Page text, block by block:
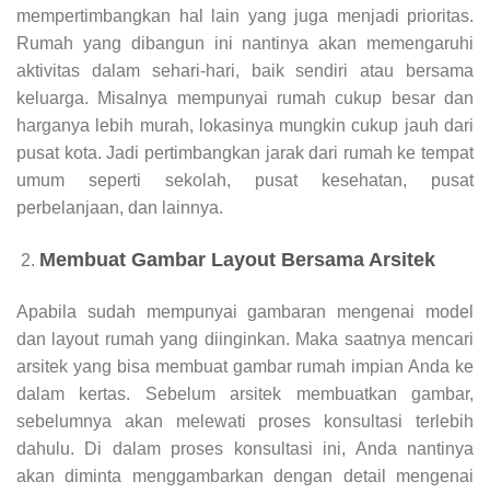
mempertimbangkan hal lain yang juga menjadi prioritas.
Rumah yang dibangun ini nantinya akan memengaruhi
aktivitas dalam sehari-hari, baik sendiri atau bersama
keluarga. Misalnya mempunyai rumah cukup besar dan
harganya lebih murah, lokasinya mungkin cukup jauh dari
pusat kota. Jadi pertimbangkan jarak dari rumah ke tempat
umum seperti sekolah, pusat kesehatan, pusat
perbelanjaan, dan lainnya.
Membuat Gambar Layout Bersama Arsitek
Apabila sudah mempunyai gambaran mengenai model
dan layout rumah yang diinginkan. Maka saatnya mencari
arsitek yang bisa membuat gambar rumah impian Anda ke
dalam kertas. Sebelum arsitek membuatkan gambar,
sebelumnya akan melewati proses konsultasi terlebih
dahulu. Di dalam proses konsultasi ini, Anda nantinya
akan diminta menggambarkan dengan detail mengenai